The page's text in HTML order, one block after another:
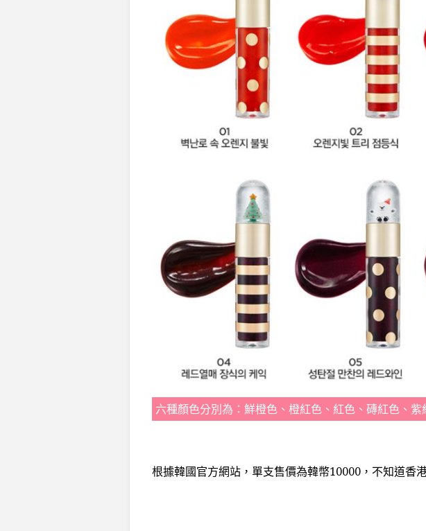
六種顏色分別為：鮮橙色、橙紅色、紅色、磚紅色、紫
根據韓國官方網站，單支售價為韓幣10000，不知道香